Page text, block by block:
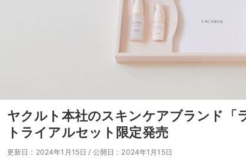
ヤクルト本社のスキンケアブランド「
トライアルセット限定発売
更新日：2024年1月15日 / 公開日：2024年1月15日